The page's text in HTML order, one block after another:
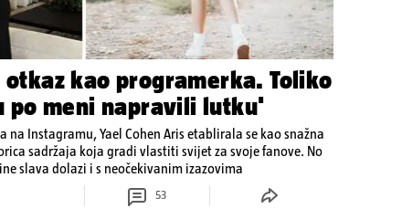
otkaz kao programerka. Toliko
po meni napravili lutku'
na Instagramu, Yael Cohen Aris etablirala se kao snažna
sadržaja koja gradi vlastiti svijet za svoje fanove. No
slava dolazi i s neočekivanim izazovima
53